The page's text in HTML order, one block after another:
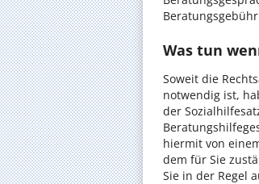
Was tun
Soweit die
notwendig ist,
der
hiermit von
dem für Sie
Sie in der Regel